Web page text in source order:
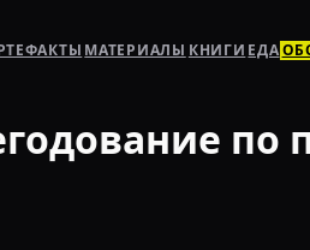
МАТЕРИАЛЫ КНИГИ ЕДА
по